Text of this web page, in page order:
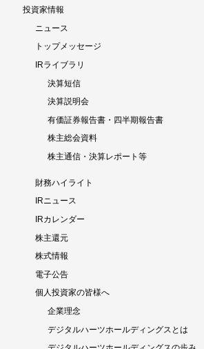
投資家情報
ニュース
トップメッセージ
IRライブラリ
決算短信
決算説明会
有価証券報告書・四半期報告書
株主総会資料
株主通信・決算レポート等
財務ハイライト
IRニュース
IRカレンダー
株主還元
株式情報
電子公告
個人投資家の皆様へ
企業理念
デジタルハーツホールディングスとは